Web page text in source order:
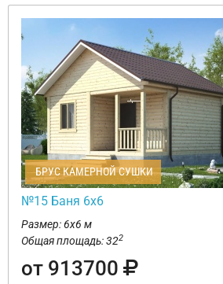
БРУС КАМЕРНОЙ СУШКИ
№15 Баня 6х6
Размер: 6х6 м
Общая площадь: 322
от 913700